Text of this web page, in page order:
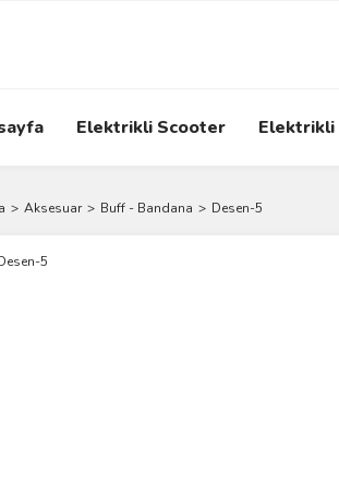
Elektrikli Scooter
Aksesuar Buff - Bandana Desen-5